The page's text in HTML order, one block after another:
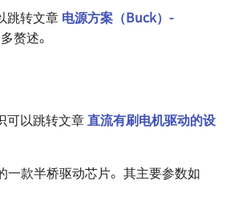
跳转文章 电源方案（Buck）-
赘述。
可以跳转文章直流有刷电机驱动的设
一款半桥驱动芯片。其主要参数如